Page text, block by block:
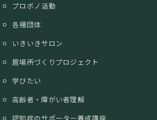
プロボノ活動
各種団体
いきいきサロン
居場所づくりプロジェクト
学びたい
高齢者・障がい者理解